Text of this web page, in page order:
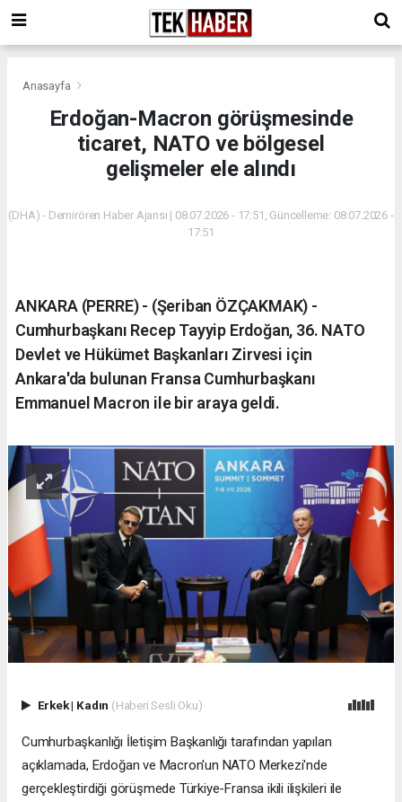
Anasayfa
Erdoğan-Macron görüşmesinde
ticaret, NATO ve bölgesel
gelişmeler ele alındı
(DHA) - Demirören Haber Ajansı | 08.07.2026 - 17:51, Güncelleme: 08.07.2026 -
17:51
ANKARA (PERRE) - (Şeriban ÖZÇAKMAK) -
Cumhurbaşkanı Recep Tayyip Erdoğan, 36. NATO
Devlet ve Hükümet Başkanları Zirvesi için
Ankara'da bulunan Fransa Cumhurbaşkanı
Emmanuel Macron ile bir araya geldi.
Erkek| Kadın (Haberi Sesli Oku)
Cumhurbaşkanlığı İletişim Başkanlığı tarafından yapılan
açıklamada, Erdoğan ve Macron'un NATO Merkezi'nde
gerçekleştirdiği görüşmede Türkiye-Fransa ikili ilişkileri ile